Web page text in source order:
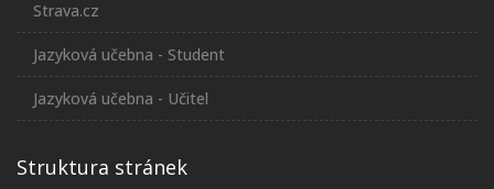
Strava.cz
Jazyková učebna - Student
Jazyková učebna - Učitel
Struktura stránek